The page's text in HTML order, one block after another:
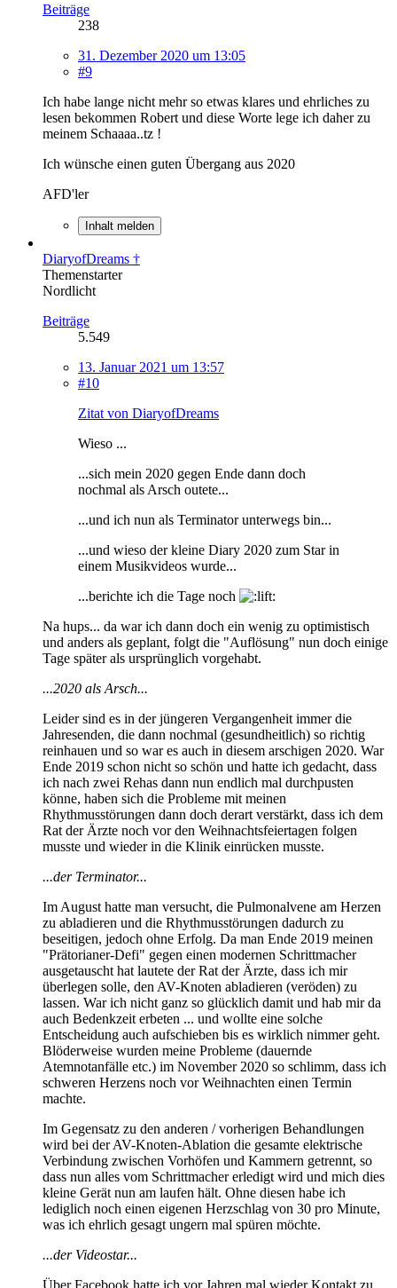
Beiträge
238
31. Dezember 2020 um 13:05
#9
Ich habe lange nicht mehr so etwas klares und ehrliches zu
lesen bekommen Robert und diese Worte lege ich daher zu
meinem Schaaaa..tz !
Ich wünsche einen guten Übergang aus 2020
AFD'ler
Inhalt melden
DiaryofDreams †
Themenstarter
Nordlicht
Beiträge
5.549
13. Januar 2021 um 13:57
#10
Zitat von DiaryofDreams
Wieso ...
...sich mein 2020 gegen Ende dann doch
nochmal als Arsch outete...
...und ich nun als Terminator unterwegs bin...
...und wieso der kleine Diary 2020 zum Star in
einem Musikvideos wurde...
...berichte ich die Tage noch
Na hups... da war ich dann doch ein wenig zu optimistisch
und anders als geplant, folgt die "Auflösung" nun doch einige
Tage später als ursprünglich vorgehabt.
...2020 als Arsch...
Leider sind es in der jüngeren Vergangenheit immer die
Jahresenden, die dann nochmal (gesundheitlich) so richtig
reinhauen und so war es auch in diesem arschigen 2020. War
Ende 2019 schon nicht so schön und hatte ich gedacht, dass
ich nach zwei Rehas dann nun endlich mal durchpusten
könne, haben sich die Probleme mit meinen
Rhythmusstörungen dann doch derart verstärkt, dass ich dem
Rat der Ärzte noch vor den Weihnachtsfeiertagen folgen
musste und wieder in die Klinik einrücken musste.
...der Terminator...
Im August hatte man versucht, die Pulmonalvene am Herzen
zu abladieren und die Rhythmusstörungen dadurch zu
beseitigen, jedoch ohne Erfolg. Da man Ende 2019 meinen
"Prätorianer-Defi" gegen einen modernen Schrittmacher
ausgetauscht hat lautete der Rat der Ärzte, dass ich mir
überlegen solle, den AV-Knoten abladieren (veröden) zu
lassen. War ich nicht ganz so glücklich damit und hab mir da
auch Bedenkzeit erbeten ... und wollte eine solche
Entscheidung auch aufschieben bis es wirklich nimmer geht.
Blöderweise wurden meine Probleme (dauernde
Atemnotanfälle etc.) im November 2020 so schlimm, dass ich
schweren Herzens noch vor Weihnachten einen Termin
machte.
Im Gegensatz zu den anderen / vorherigen Behandlungen
wird bei der AV-Knoten-Ablation die gesamte elektrische
Verbindung zwischen Vorhöfen und Kammern getrennt, so
dass nun alles vom Schrittmacher erledigt wird und mich dies
kleine Gerät nun am laufen hält. Ohne diesen habe ich
lediglich noch einen eigenen Herzschlag von 30 pro Minute,
was ich ehrlich gesagt ungern mal spüren möchte.
...der Videostar...